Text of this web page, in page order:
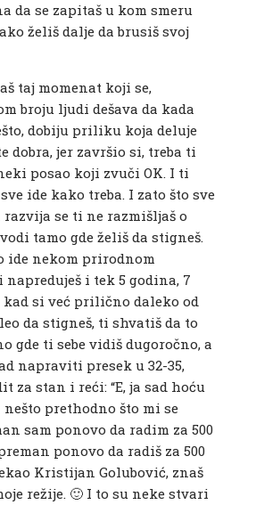
da se zapitaš u kom smeru
želiš dalje da brusiš svoj
taj momenat koji se,
broju ljudi dešava da kada
dobiju priliku koja deluje
dobra, jer završio si, treba ti
posao koji zvuči OK. I ti
ide kako treba. I zato što sve
se ti ne razmišljaš o
tamo gde želiš da stigneš.
ide nekom prirodnom
i tek 5 godina, 7
si već prilično daleko od
da stigneš, ti shvatiš da to
gde ti sebe vidiš dugoročno, a
napraviti presek u 32-35,
za stan i reći: “E, ja sad hoću
prethodno što mi se
sam ponovo da radim za 500
ponovo da radiš za 500
Kristijan Golubović, znaš
režije. 🙂 I to su neke stvari